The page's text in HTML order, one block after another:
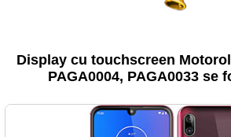
Display cu touchscreen
PAGA0004, PAGA0033 se